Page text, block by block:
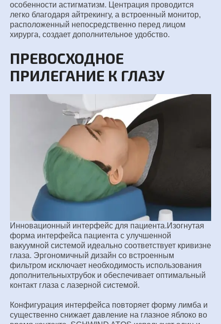
особенности астигматизм. Центрация проводится
легко благодаря айтрекингу, а встроенный монитор,
расположенный непосредственно перед лицом
хирурга, создает дополнительное удобство.
ПРЕВОСХОДНОЕ
ПРИЛЕГАНИЕ К ГЛАЗУ
Инновационный интерфейс для пациента.Изогнутая
форма интерфейса пациента с улучшенной
вакуумной системой идеально соответствует кривизне
глаза. Эргономичный дизайн со встроенным
фильтром исключает необходимость использования
дополнительныхтрубок и обеспечивает оптимальный
контакт глаза с лазерной системой.
Конфигурация интерфейса повторяет форму лимба и
существенно снижает давление на глазное яблоко во